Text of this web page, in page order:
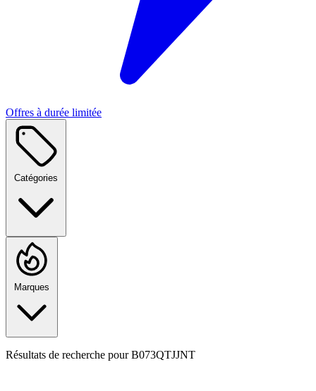
Offres à durée limitée
Catégories
Marques
Résultats de recherche pourB073QTJJNT